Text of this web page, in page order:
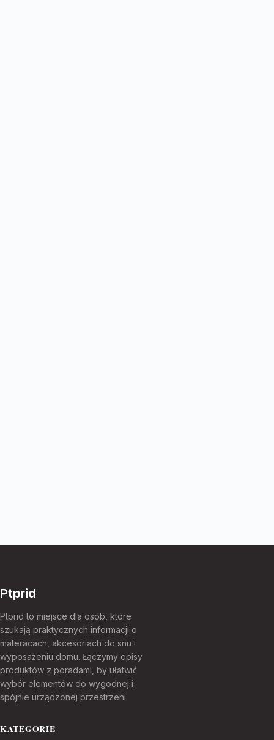
Ptprid
Ptprid to miejsce dla osób, które
szukają praktycznych informacji o
materacach, akcesoriach do snu i
wyposażeniu domu. Łączymy opisy
produktów z poradami, by ułatwić
wybór elementów do wygodnej i
spójnie urządzonej przestrzeni.
KATEGORIE